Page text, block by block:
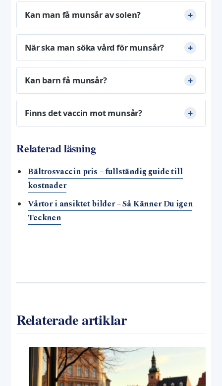
Kan man få munsår av solen?
När ska man söka vård för munsår?
Kan barn få munsår?
Finns det vaccin mot munsår?
Relaterad läsning
Bältrosvaccin pris – fullständig guide till
kostnader
Vårtor i ansiktet bilder – Så Känner Du igen
Tecknen
Relaterade artiklar